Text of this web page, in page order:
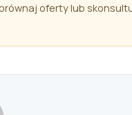
oferty lub